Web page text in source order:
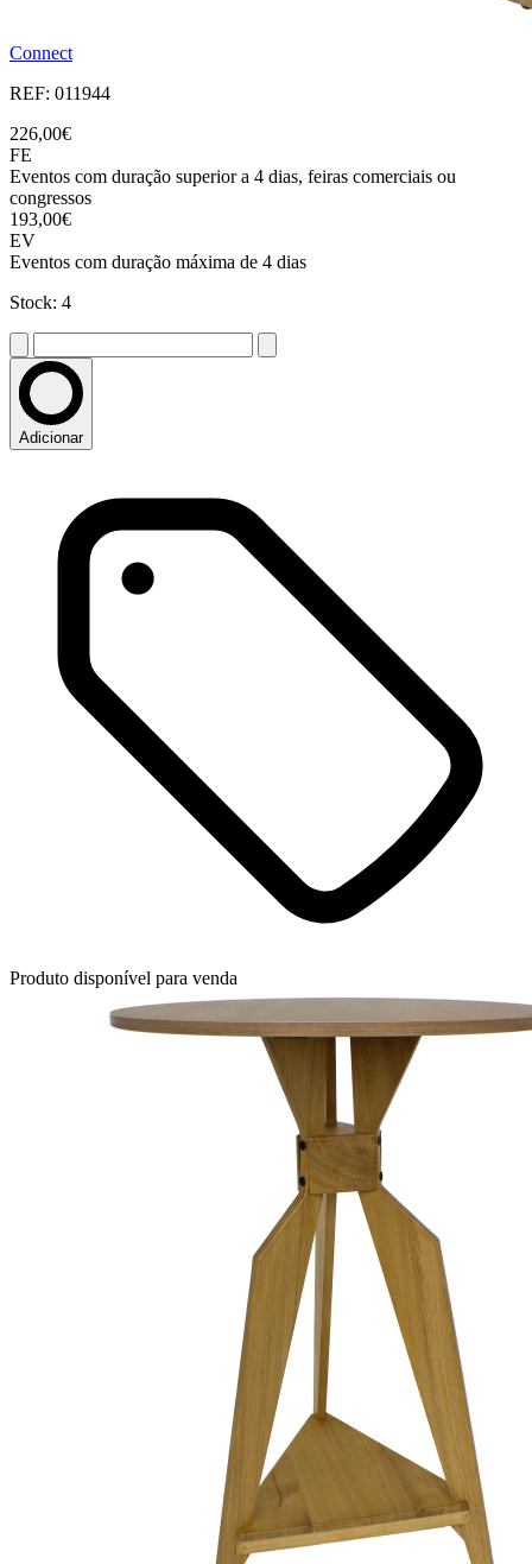
Connect
REF: 011944
226,00€
FE
Eventos com duração superior a 4 dias, feiras comerciais ou
congressos
193,00€
EV
Eventos com duração máxima de 4 dias
Stock: 4
Adicionar
Produto disponível para venda